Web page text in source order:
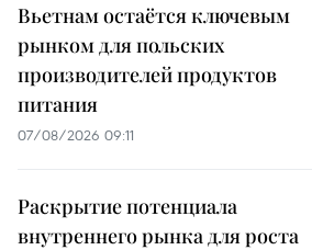
Вьетнам остаётся ключевым
рынком для польских
производителей продуктов
питания
07/08/2026 09:11
Раскрытие потенциала
внутреннего рынка для роста